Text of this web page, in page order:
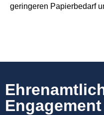
geringeren Papierbedarf
Engagement